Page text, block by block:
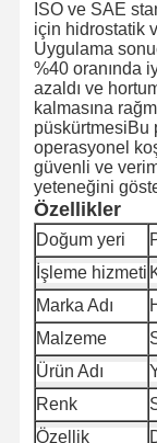
Kalite
Kontrolü
Blog
Kompozit
Çöplük
Döner Sondaj
Kimyasal
Gıda hortumu
ISO ve SAE
için hidrostatik
Uygulama
%40 oranında
azaldı ve
kalmasına
püskürtmesiBu
operasyonel
güvenli ve
yeteneğini
Özellikler
Doğum yeri
İşleme hizmeti
Marka Adı
Malzeme
Ürün Adı
Renk
Özellik